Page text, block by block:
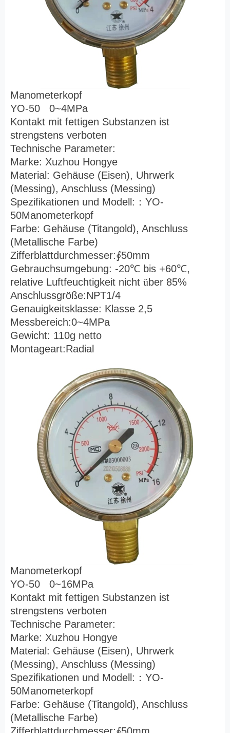
Manometerkopf
YO-50 0~4MPa
Kontakt mit fettigen Substanzen ist
strengstens verboten
Technische Parameter:
Marke: Xuzhou Hongye
Material: Gehäuse (Eisen), Uhrwerk
(Messing), Anschluss (Messing)
Spezifikationen und Modell: ： YO-
50Manometerkopf
Farbe: Gehäuse (Titangold), Anschluss
(Metallische Farbe)
Zifferblattdurchmesser:∮50mm
Gebrauchsumgebung: -20℃ bis +60℃,
relative Luftfeuchtigkeit nicht über 85%
Anschlussgröße:NPT1/4
Genauigkeitsklasse: Klasse 2,5
Messbereich:0~4MPa
Gewicht: 110g netto
Montageart:Radial
Manometerkopf
YO-50 0~16MPa
Kontakt mit fettigen Substanzen ist
strengstens verboten
Technische Parameter:
Marke: Xuzhou Hongye
Material: Gehäuse (Eisen), Uhrwerk
(Messing), Anschluss (Messing)
Spezifikationen und Modell: ： YO-
50Manometerkopf
Farbe: Gehäuse (Titangold), Anschluss
(Metallische Farbe)